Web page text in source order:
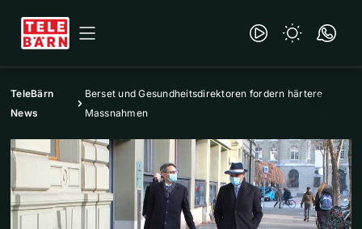
TeleBärn
News
Berset und Gesundheitsdirektoren fordern härtere
Massnahmen